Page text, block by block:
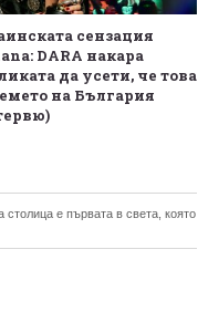
сензация
DARA накара
да усети, че това
на България
столица е първата в света, която